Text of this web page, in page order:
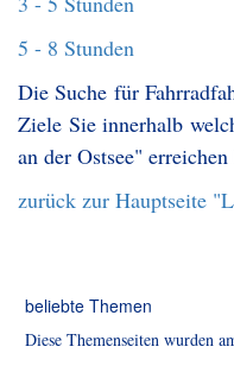
5 - 8 Stunden
Die Suche für
Ziele Sie innerhalb
an der Ostsee" erreichen
zurück zur Hauptseite
beliebte Themen
Diese Themenseiten wurden